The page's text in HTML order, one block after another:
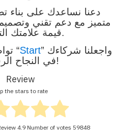
دعنا نساعدك على بناء
متميز مع دعم تقني
قيمة علامتك التجارية.
تواصل معنا اليوم في “Start” واجعلنا شركاءك
في النجاح الرقمي!
Review
the stars to rate
4.9 Number of votes59848